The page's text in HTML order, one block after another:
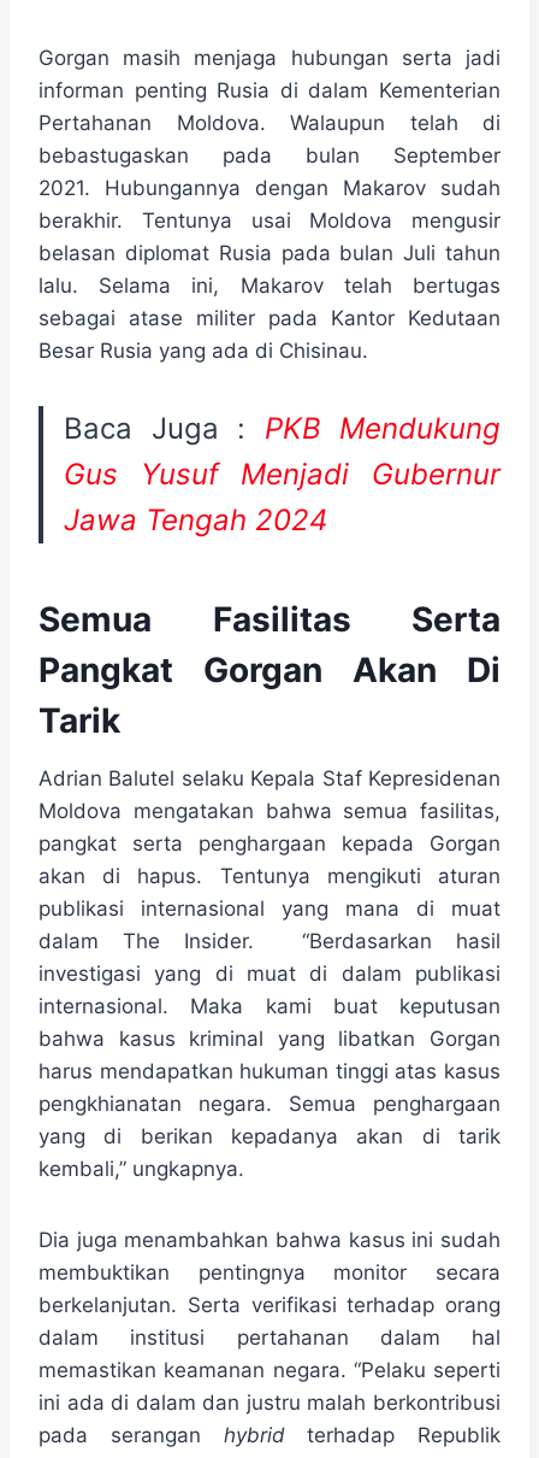
Gorgan masih menjaga hubungan serta jadi
informan penting Rusia di dalam Kementerian
Pertahanan Moldova. Walaupun telah di
bebastugaskan pada bulan September
2021. Hubungannya dengan Makarov sudah
berakhir. Tentunya usai Moldova mengusir
belasan diplomat Rusia pada bulan Juli tahun
lalu. Selama ini, Makarov telah bertugas
sebagai atase militer pada Kantor Kedutaan
Besar Rusia yang ada di Chisinau.
Baca Juga : PKB Mendukung
Gus Yusuf Menjadi Gubernur
Jawa Tengah 2024
Semua Fasilitas Serta
Pangkat Gorgan Akan Di
Tarik
Adrian Balutel selaku Kepala Staf Kepresidenan
Moldova mengatakan bahwa semua fasilitas,
pangkat serta penghargaan kepada Gorgan
akan di hapus. Tentunya mengikuti aturan
publikasi internasional yang mana di muat
dalam The Insider. “Berdasarkan hasil
investigasi yang di muat di dalam publikasi
internasional. Maka kami buat keputusan
bahwa kasus kriminal yang libatkan Gorgan
harus mendapatkan hukuman tinggi atas kasus
pengkhianatan negara. Semua penghargaan
yang di berikan kepadanya akan di tarik
kembali,” ungkapnya.
Dia juga menambahkan bahwa kasus ini sudah
membuktikan pentingnya monitor secara
berkelanjutan. Serta verifikasi terhadap orang
dalam institusi pertahanan dalam hal
memastikan keamanan negara. “Pelaku seperti
ini ada di dalam dan justru malah berkontribusi
pada serangan hybridterhadap Republik